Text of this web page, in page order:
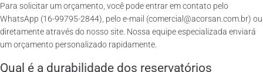
Para solicitar um orçamento, você pode entrar em contato pelo
WhatsApp (16-99795-2844), pelo e-mail (comercial@acorsan.com.br) ou
diretamente através do nosso site. Nossa equipe especializada enviará
um orçamento personalizado rapidamente.
Qual é a durabilidade dos reservatórios